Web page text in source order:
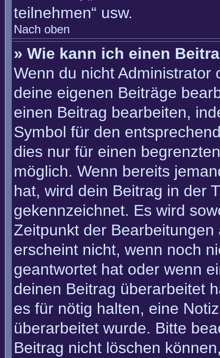
teilnehmen“ usw.
Nach oben
» Wie kann ich einen
Wenn du nicht
deine eigenen Beiträge
einen Beitrag bearbeiten,
Symbol für den
dies nur für einen
möglich. Wenn bereits
hat, wird dein Beitrag in der
gekennzeichnet. Es wird
Zeitpunkt der
erscheint nicht, wenn noch
geantwortet hat oder wenn
deinen Beitrag überarbeitet
es für nötig halten, eine
überarbeitet wurde. Bitte
Beitrag nicht löschen